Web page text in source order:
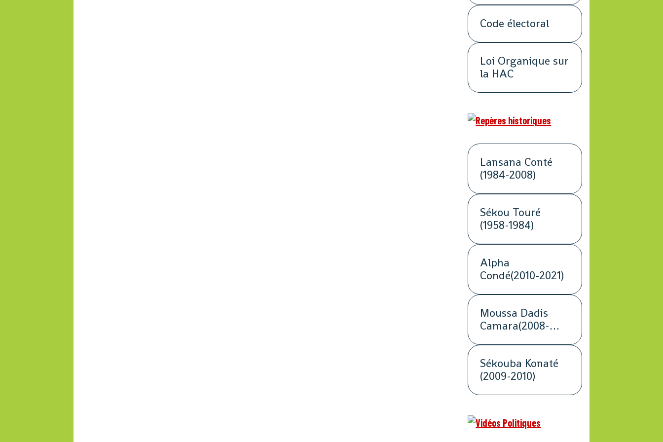
Code électoral
Loi Organique sur
la HAC
Lansana Conté
(1984-2008)
Sékou Touré
(1958-1984)
Alpha
Condé(2010-2021)
Moussa Dadis
Camara(2008-
Sékouba Konaté
(2009-2010)